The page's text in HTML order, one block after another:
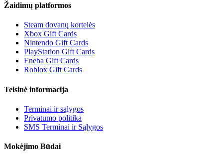
Žaidimų platformos
Steam dovanų kortelės
Xbox Gift Cards
Nintendo Gift Cards
PlayStation Gift Cards
Eneba Gift Cards
Roblox Gift Cards
Teisinė informacija
Terminai ir sąlygos
Privatumo politika
SMS Terminai ir Sąlygos
Mokėjimo Būdai